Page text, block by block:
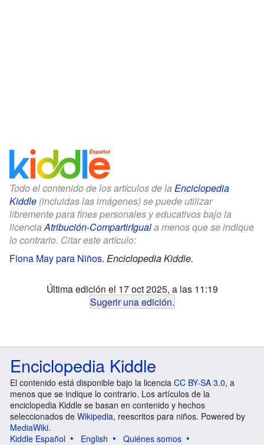
Todo el contenido de los artículos de la Enciclopedia
Kiddle (incluidas las imágenes) se puede utilizar
libremente para fines personales y educativos bajo la
licencia Atribución-CompartirIguala menos que se indique
lo contrario. Citar este artículo:
Fiona May para Niños. Enciclopedia Kiddle.
Última edición el 17 oct 2025, a las 11:19
Sugerir una edición.
Enciclopedia Kiddle
El contenido está disponible bajo la licencia CC BY-SA 3.0, a
menos que se indique lo contrario. Los artículos de la
enciclopedia Kiddle se basan en contenido y hechos
seleccionados de Wikipedia, reescritos para niños. Powered by
MediaWiki.
Kiddle Español
English
Quiénes somos